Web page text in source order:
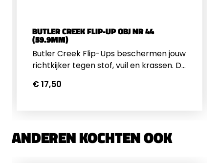
BUTLER CREEK FLIP-UP OBJ NR 44
(59.9MM)
Butler Creek Flip-Ups beschermen jouw
richtkijker tegen stof, vuil en krassen. De
kijker klikt dicht om te zorgen dat hij niet
€ 17,50
ANDEREN KOCHTEN OOK